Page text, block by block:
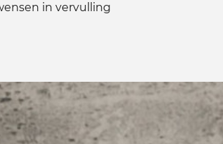
in vervulling